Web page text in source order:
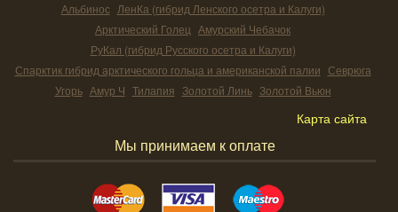
Альбинос ЛенКа (гибрид Ленского осетра и Калуги)
Арктический Голец Амурский Чебачок
РуКал (гибрид Русского осетра и Калуги)
Спарктик гибрид арктического гольца и американской палии Севрюга
Угорь Амур Ч Тилапия Золотой Линь Золотой Вьюн
Карта сайта
Мы принимаем к оплате